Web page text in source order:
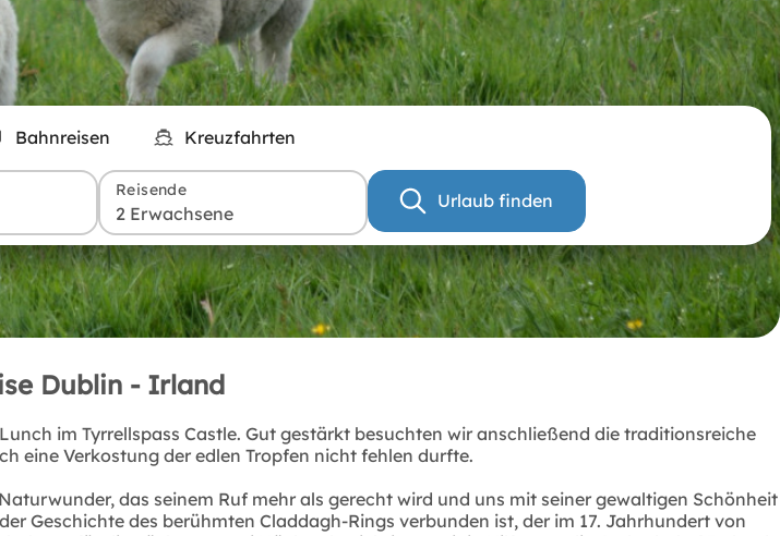
Bahnreisen Kreuzfahrten
Reisende
2 Erwachsene
Urlaub finden
Dublin - Irland
im Tyrrellspass Castle. Gut gestärkt besuchten wir anschließend die traditionsreiche
eine Verkostung der edlen Tropfen nicht fehlen durfte.
das seinem Ruf mehr als gerecht wird und uns mit seiner gewaltigen Schönheit
Geschichte des berühmten Claddagh-Rings verbunden ist, der im 17. Jahrhundert von